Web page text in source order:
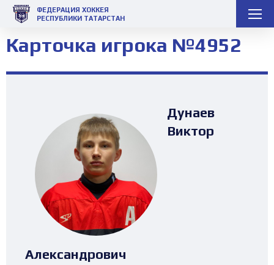
ФЕДЕРАЦИЯ ХОККЕЯ
РЕСПУБЛИКИ ТАТАРСТАН
Карточка игрока №4952
Дунаев
Виктор
Александрович